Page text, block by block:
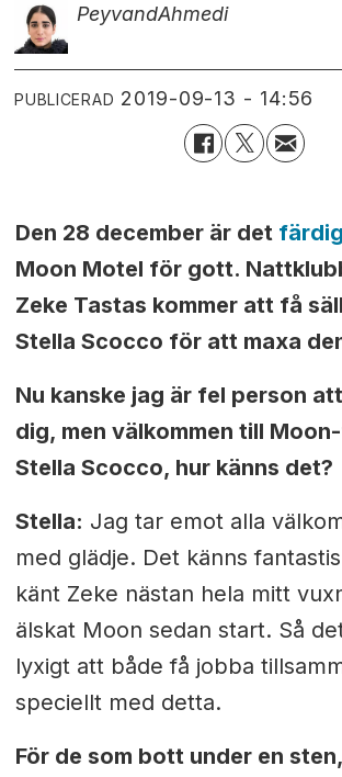
PeyvandAhmedi
PUBLICERAD 2019-09-13 - 14:56
Den 28 december är det
Moon Motel för gott.
Zeke Tastas kommer att få
Stella Scocco för att maxa
Nu kanske jag är fel person
dig, men välkommen till
Stella Scocco, hur känns det?
Stella: Jag tar emot alla
med glädje. Det känns
känt Zeke nästan hela mitt
älskat Moon sedan start. Så
lyxigt att både få jobba
speciellt med detta.
För de som bott under en